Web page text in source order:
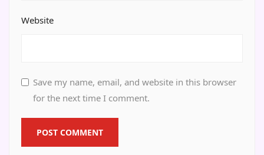
Website
Save my name, email, and website in this browser
for the next time I comment.